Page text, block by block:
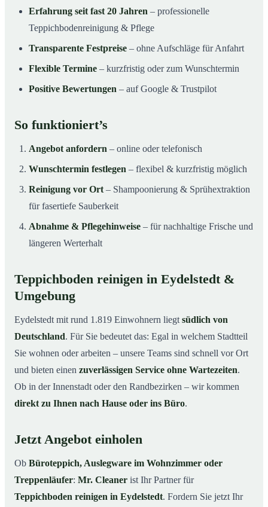
Erfahrung seit fast 20 Jahren – professionelle
Teppichbodenreinigung & Pflege
Transparente Festpreise – ohne Aufschläge für Anfahrt
Flexible Termine – kurzfristig oder zum Wunschtermin
Positive Bewertungen – auf Google & Trustpilot
So funktioniert’s
Angebot anfordern – online oder telefonisch
Wunschtermin festlegen – flexibel & kurzfristig möglich
Reinigung vor Ort – Shampoonierung & Sprühextraktion
für fasertiefe Sauberkeit
Abnahme & Pflegehinweise – für nachhaltige Frische und
längeren Werterhalt
Teppichboden reinigen in Eydelstedt &
Umgebung
Eydelstedt mit rund 1.819 Einwohnern liegt südlich von
Deutschland. Für Sie bedeutet das: Egal in welchem Stadtteil
Sie wohnen oder arbeiten – unsere Teams sind schnell vor Ort
und bieten einen zuverlässigen Service ohne Wartezeiten.
Ob in der Innenstadt oder den Randbezirken – wir kommen
direkt zu Ihnen nach Hause oder ins Büro.
Jetzt Angebot einholen
Ob Büroteppich, Auslegware im Wohnzimmer oder
Treppenläufer: Mr. Cleaner ist Ihr Partner für
Teppichboden reinigen in Eydelstedt. Fordern Sie jetzt Ihr